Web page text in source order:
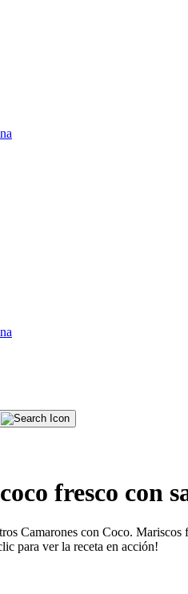
fresco con
Camarones con Coco.
para ver la receta en acción!